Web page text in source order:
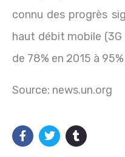
connu des progrès
haut débit mobile
de 78% en 2015 à
Source: news.un.org